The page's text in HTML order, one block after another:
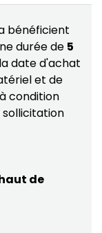
bénéficient
durée de 5
date d'achat
et de
condition
de